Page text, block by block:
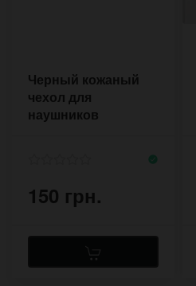
Черный кожаный
чехол для
наушников
150 грн.